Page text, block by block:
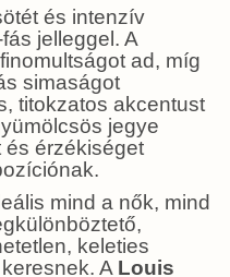
és intenzív
jelleggel. A
ad, míg
simaságot
titokzatos akcentust
jegye
és érzékiséget
mind a nők, mind
keleties
A Louis